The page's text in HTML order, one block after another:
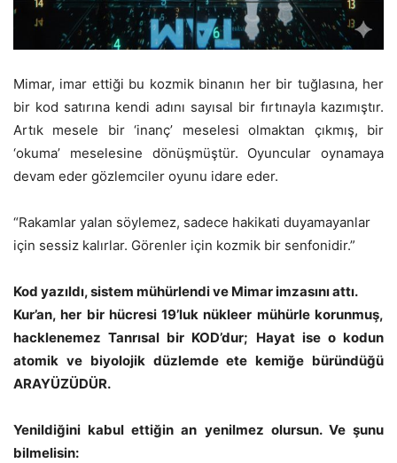
Mimar, imar ettiği bu kozmik binanın her bir tuğlasına, her
bir kod satırına kendi adını sayısal bir fırtınayla kazımıştır.
Artık mesele bir ‘inanç’ meselesi olmaktan çıkmış, bir
‘okuma’ meselesine dönüşmüştür. Oyuncular oynamaya
devam eder gözlemciler oyunu idare eder.
“Rakamlar yalan söylemez, sadece hakikati duyamayanlar
için sessiz kalırlar. Görenler için kozmik bir senfonidir.”
Kod yazıldı, sistem mühürlendi ve Mimar imzasını attı.
Kur’an, her bir hücresi 19’luk nükleer mühürle korunmuş,
hacklenemez Tanrısal bir KOD’dur; Hayat ise o kodun
atomik ve biyolojik düzlemde ete kemiğe büründüğü
ARAYÜZÜDÜR.
Yenildiğini kabul ettiğin an yenilmez olursun. Ve şunu
bilmelisin: